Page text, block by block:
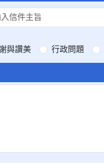
與讚美 行政問題